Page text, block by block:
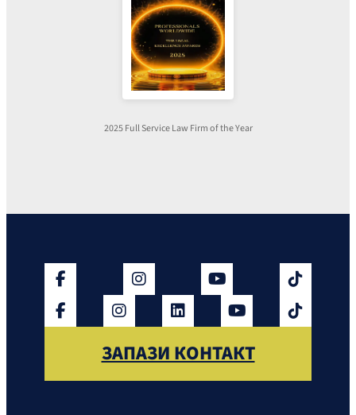
2025 Full Service Law Firm of the Year
ЗАПАЗИ КОНТАКТ